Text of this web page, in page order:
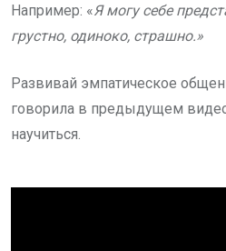
Например: «Я могу себе
грустно, одиноко, страшно.»
Развивай эмпатическое
говорила в предыдущем
научиться.